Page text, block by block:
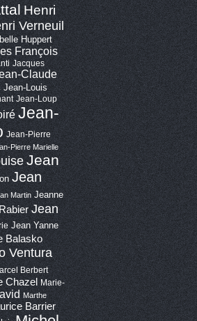
Henri
Verneuil
Huppert
François
Jacques
Claude
Jean-Louis
Jean-Loup
Jean-
Jean-Pierre
Pierre Marielle
Jean
Jean
Martin Jeanne
Jean
Jean Yanne
Balasko
Ventura
Berbert
Chazel
Marie-
Marthe
Barrier